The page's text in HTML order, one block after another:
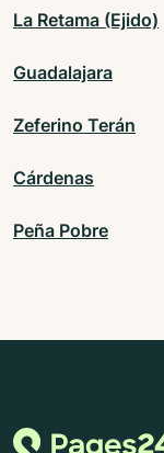
La Retama (Ejido)
Guadalajara
Zeferino Terán
Cárdenas
Peña Pobre